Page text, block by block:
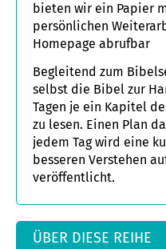
bieten wir ein Papier
persönlichen
Homepage abrufbar
Begleitend zum
selbst die Bibel zur
Tagen je ein Kapitel
zu lesen. Einen Plan
jedem Tag wird eine
besseren Verstehen
veröffentlicht.
ÜBER DIESE REIHE